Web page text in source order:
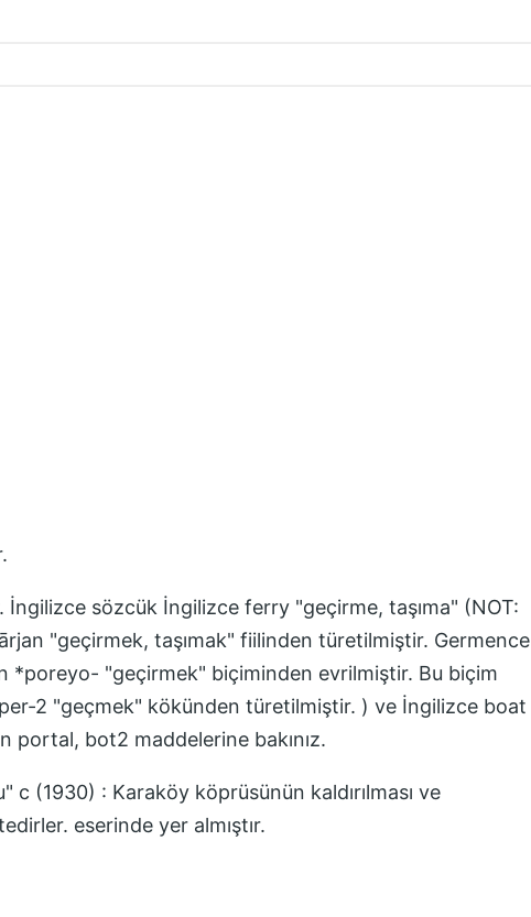
sözcük İngilizce ferry "geçirme, taşıma" (NOT:
"geçirmek, taşımak" fiilinden türetilmiştir. Germence
*poreyo- "geçirmek" biçiminden evrilmiştir. Bu biçim
2 "geçmek" kökünden türetilmiştir. ) ve İngilizce boat
portal, bot2 maddelerine bakınız.
c (1930) : Karaköy köprüsünün kaldırılması ve
eserinde yer almıştır.